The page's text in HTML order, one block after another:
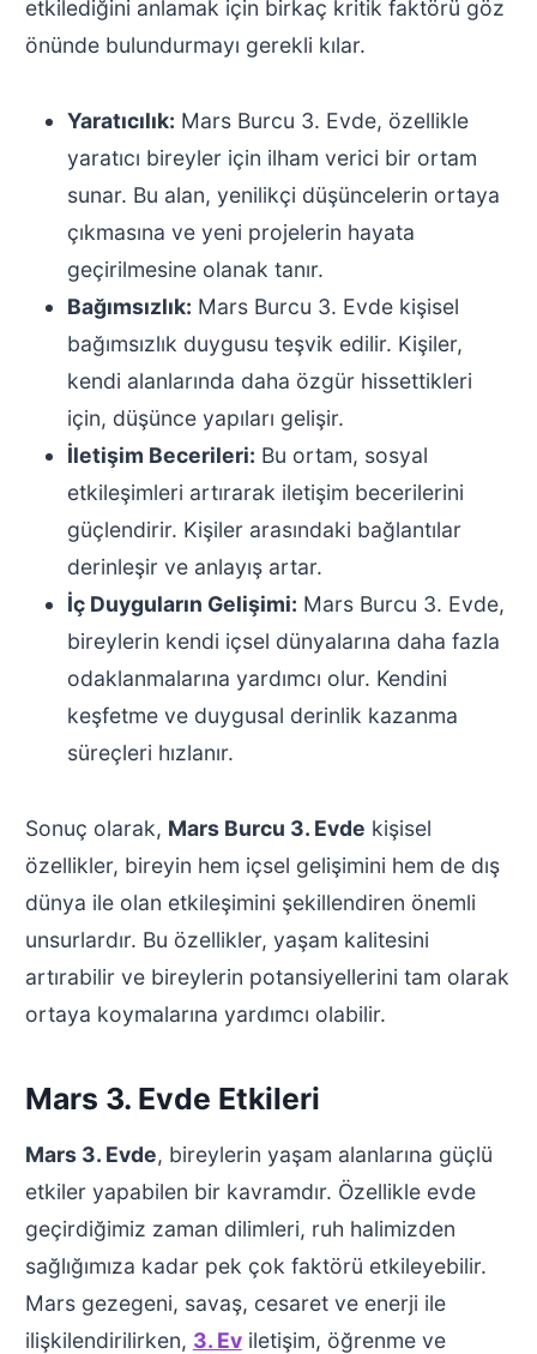
etkilediğini anlamak için birkaç kritik faktörü göz
önünde bulundurmayı gerekli kılar.
Yaratıcılık: Mars Burcu 3. Evde, özellikle
yaratıcı bireyler için ilham verici bir ortam
sunar. Bu alan, yenilikçi düşüncelerin ortaya
çıkmasına ve yeni projelerin hayata
geçirilmesine olanak tanır.
Bağımsızlık: Mars Burcu 3. Evde kişisel
bağımsızlık duygusu teşvik edilir. Kişiler,
kendi alanlarında daha özgür hissettikleri
için, düşünce yapıları gelişir.
İletişim Becerileri: Bu ortam, sosyal
etkileşimleri artırarak iletişim becerilerini
güçlendirir. Kişiler arasındaki bağlantılar
derinleşir ve anlayış artar.
İç Duyguların Gelişimi: Mars Burcu 3. Evde,
bireylerin kendi içsel dünyalarına daha fazla
odaklanmalarına yardımcı olur. Kendini
keşfetme ve duygusal derinlik kazanma
süreçleri hızlanır.
Sonuç olarak, Mars Burcu 3. Evde kişisel
özellikler, bireyin hem içsel gelişimini hem de dış
dünya ile olan etkileşimini şekillendiren önemli
unsurlardır. Bu özellikler, yaşam kalitesini
artırabilir ve bireylerin potansiyellerini tam olarak
ortaya koymalarına yardımcı olabilir.
Mars 3. Evde Etkileri
Mars 3. Evde, bireylerin yaşam alanlarına güçlü
etkiler yapabilen bir kavramdır. Özellikle evde
geçirdiğimiz zaman dilimleri, ruh halimizden
sağlığımıza kadar pek çok faktörü etkileyebilir.
Mars gezegeni, savaş, cesaret ve enerji ile
ilişkilendirilirken, 3. Eviletişim, öğrenme ve